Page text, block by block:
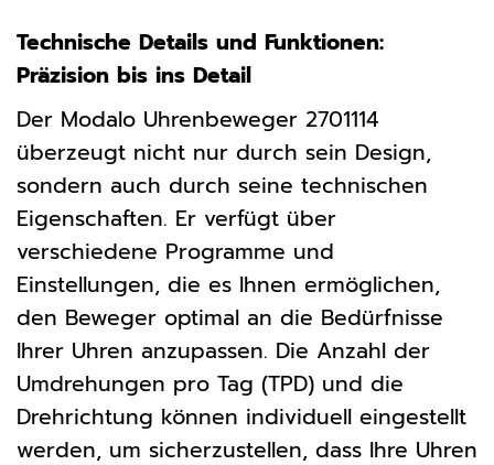
Technische Details und Funktionen:
Präzision bis ins Detail
Der Modalo Uhrenbeweger 2701114
überzeugt nicht nur durch sein Design,
sondern auch durch seine technischen
Eigenschaften. Er verfügt über
verschiedene Programme und
Einstellungen, die es Ihnen ermöglichen,
den Beweger optimal an die Bedürfnisse
Ihrer Uhren anzupassen. Die Anzahl der
Umdrehungen pro Tag (TPD) und die
Drehrichtung können individuell eingestellt
werden, um sicherzustellen, dass Ihre Uhren